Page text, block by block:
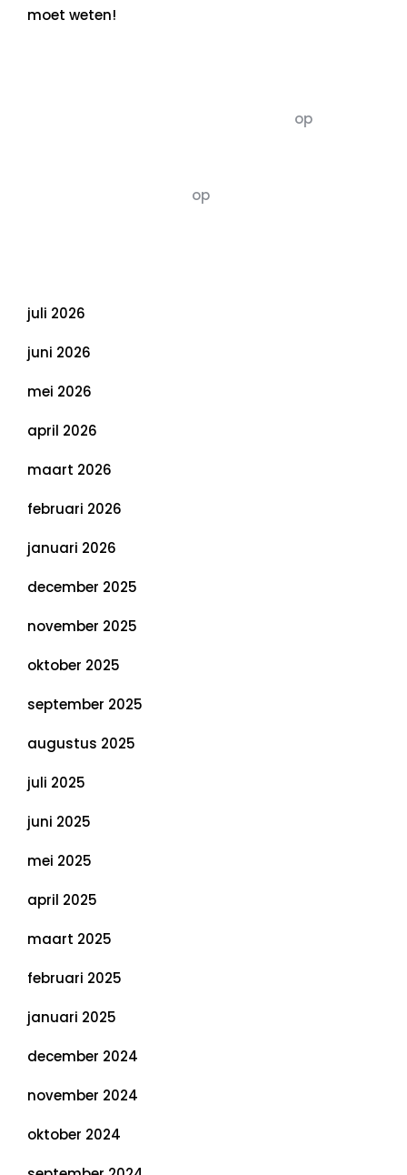
moet weten!
op
op
juli 2026
juni 2026
mei 2026
april 2026
maart 2026
februari 2026
januari 2026
december 2025
november 2025
oktober 2025
september 2025
augustus 2025
juli 2025
juni 2025
mei 2025
april 2025
maart 2025
februari 2025
januari 2025
december 2024
november 2024
oktober 2024